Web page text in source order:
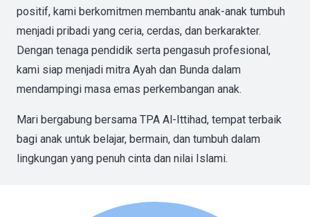
positif, kami berkomitmen membantu anak-anak tumbuh
menjadi pribadi yang ceria, cerdas, dan berkarakter.
Dengan tenaga pendidik serta pengasuh profesional,
kami siap menjadi mitra Ayah dan Bunda dalam
mendampingi masa emas perkembangan anak.
Mari bergabung bersama TPA Al-Ittihad, tempat terbaik
bagi anak untuk belajar, bermain, dan tumbuh dalam
lingkungan yang penuh cinta dan nilai Islami.